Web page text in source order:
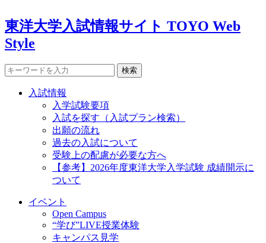
東洋大学入試情報サイト TOYO Web
Style
検索
入試情報
入学試験要項
入試を探す（入試プラン検索）
出願の流れ
過去の入試について
受験上の配慮が必要な方へ
【参考】2026年度東洋大学入学試験 成績開示に
ついて
イベント
Open Campus
“学び”LIVE授業体験
キャンパス見学